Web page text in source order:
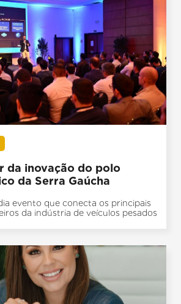
da inovação do polo
da Serra Gaúcha
evento que conecta os principais
da indústria de veículos pesados